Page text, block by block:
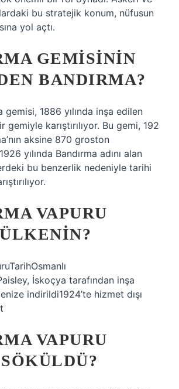
bu stratejik konum, nüfusun
yol açtı.
GEMISININ
BANDIRMA?
gemisi, 1886 yılında inşa edilen
gemiyle karıştırılıyor. Bu gemi, 192
aksine 870 groston
yılında Bandırma adını alan
bu benzerlik nedeniyle tarihi
VAPURU
İskoçya tarafından inşa
indirildi1924’te hizmet dışı
VAPURU